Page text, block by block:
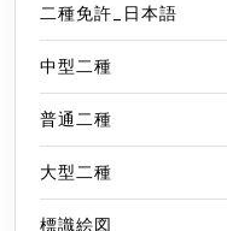
二種免許_日本語
中型二種
普通二種
大型二種